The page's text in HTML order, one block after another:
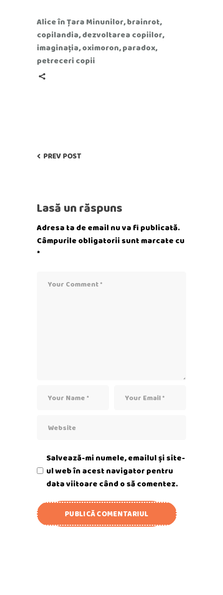
Alice în Țara Minunilor,brainrot,
copilandia,dezvoltarea copiilor,
imaginația,oximoron,paradox,
petreceri copii
PREV POST
Lasă un răspuns
Adresa ta de email nu va fi publicată.
Câmpurile obligatorii sunt marcate cu
*
Salvează-mi numele, emailul și site-
ul web în acest navigator pentru
data viitoare când o să comentez.
PUBLICĂ COMENTARIUL